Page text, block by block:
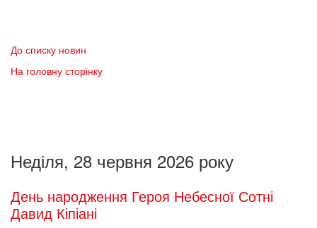
До списку новин
На головну сторінку
Неділя, 28 червня 2026 року
День народження Героя Небесної Сотні
Давид Кіпіані